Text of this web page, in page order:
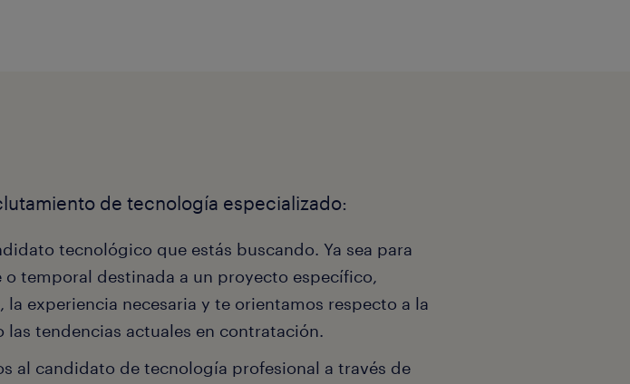
de tecnología especializado:
tecnológico que estás buscando. Ya sea para
temporal destinada a un proyecto específico,
la experiencia necesaria y te orientamos respecto a la
tendencias actuales en contratación.
al candidato de tecnología profesional a través de